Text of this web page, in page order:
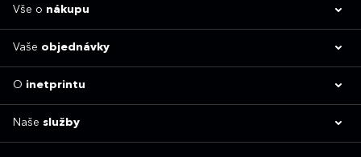
Vše o nákupu
Vaše objednávky
O inetprintu
Naše služby